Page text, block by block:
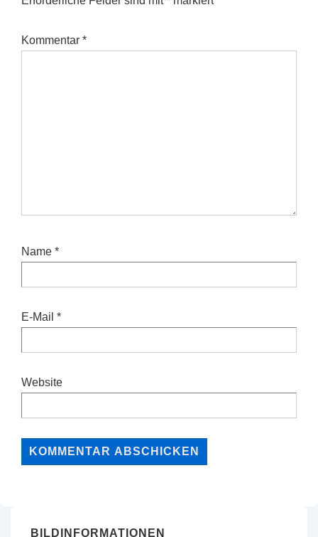
Kommentar *
Name *
E-Mail *
Website
BILDINFORMATIONEN